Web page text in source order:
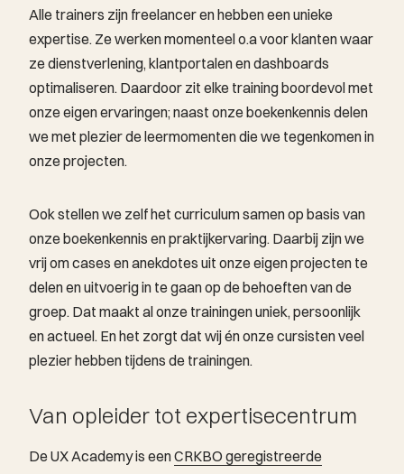
Alle trainers zijn freelancer en hebben een unieke
expertise. Ze werken momenteel o.a voor klanten waar
ze dienstverlening, klantportalen en dashboards
optimaliseren. Daardoor zit elke training boordevol met
onze eigen ervaringen; naast onze boekenkennis delen
we met plezier de leermomenten die we tegenkomen in
onze projecten.
Ook stellen we zelf het curriculum samen op basis van
onze boekenkennis en praktijkervaring. Daarbij zijn we
vrij om cases en anekdotes uit onze eigen projecten te
delen en uitvoerig in te gaan op de behoeften van de
groep. Dat maakt al onze trainingen uniek, persoonlijk
en actueel. En het zorgt dat wij én onze cursisten veel
plezier hebben tijdens de trainingen. ​
Van opleider tot expertisecentrum
De UX Academy is eenCRKBO geregistreerde